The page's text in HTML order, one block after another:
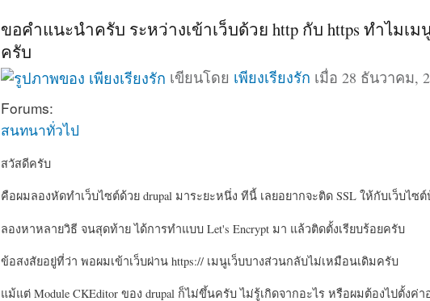
ขอคำแนะนำครับ ระหว่างเข้าเว็บด้วย http กับ https ทำไมเ
ครับ
เขียนโดย เพียงเรียงรัก เมื่อ 28 ธันวาคม,
Forums:
สนทนาทั่วไป
สวัสดีครับ
คือผมลองหัดทำเว็บไซต์ด้วย drupal มาระยะหนึ่ง ทีนี้ เลยอยากจะติด SSL ให้กับเว็บไซ
ลองหาหลายวิธี จนสุดท้าย ได้การทำแบบ Let's Encrypt มา แล้วติดตั้งเรียบร้อยครับ
ข้อสงสัยอยู่ที่ว่า พอผมเข้าเว็บผ่าน https:// เมนูเว็บบางส่วนกลับไม่เหมือนเดิมครับ
แม้แต่ Module CKEditor ของ drupal ก็ไม่ขึ้นครับ ไม่รู้เกิดจากอะไร หรือผมต้องไปตั้งค่า